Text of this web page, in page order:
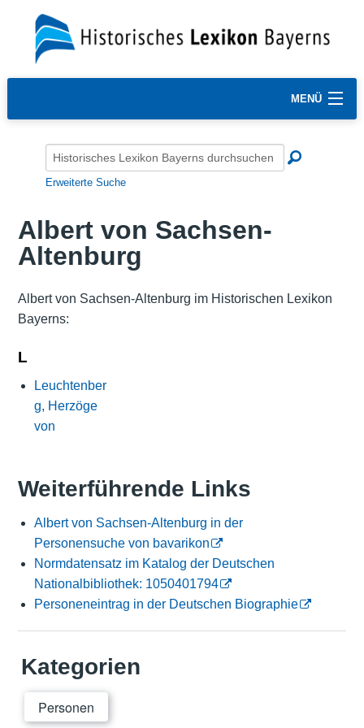
MENÜ
Erweiterte Suche
Albert von Sachsen-
Altenburg
Albert von Sachsen-Altenburg im Historischen Lexikon
Bayerns:
L
Leuchtenber
g, Herzöge
von
Weiterführende Links
Albert von Sachsen-Altenburg in der
Personensuche von bavarikon
Normdatensatz im Katalog der Deutschen
Nationalbibliothek: 1050401794
Personeneintrag in der Deutschen Biographie
Kategorien
Personen